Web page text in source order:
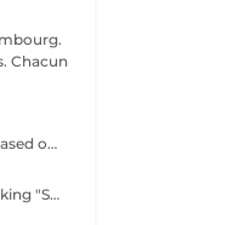
Chacun
1. First we exfoliate the skin with gentle scrub Vagheggi (based on brown sugar and ground coffee that have an exfoliating effect; also it includes detoxifying green clay) 2. After, we apply hydrating cream Vagheggi (that includes coconut oil and cocoa butter, vitamin E and moisturising hyaluronic acid) - it's amazing for nourishing and hydrating. 3. The last step is the paraffin wax itself. You gently dip a few times your hand into the warm melted paraffin. It builds up a thick, warm "glove" of wax. 4. Once the wax layers are set, the hand is wrapped in a protective plastic liner and then placed into a soft glove. This insulates the heat and allows the moisture to be absorbed. For 15-20 min you have time to rest and relax. 5. The final step is to remove everything and your hands are ready, fully nourished. Depending on your skin and desire, you can repeat this treatment 2-4 time once a week or 2 weeks to get a cumulative effect. Advantages: Deeply nourishes dry skin, restores elasticity, and provides a "velvet skin" effect. Ideal after winter.
You can choose the nail technician in the next step by clicking "Select employee". 1. First we exfoliate the skin with gentle scrub Vagheggi (based on brown sugar and ground coffee that have an exfoliating effect; also it includes detoxifying green clay) 2. After, we apply hydrating cream Vagheggi (that includes coconut oil and cocoa butter, vitamin E and moisturising hyaluronic acid) - it's amazing for nourishing and hydrating. 3. The last step is the paraffin wax itself. You gently dip a few times your foot into the warm melted paraffin. It builds up a thick, warm "glove" of wax. 4. Once the wax layers are set, the foot is wrapped in a protective plastic liner and then placed into a soft glove. This insulates the heat and allows the moisture to be absorbed. For 15-20 min you have time to rest and relax. 5. The final step is to remove everything and your feet are ready, fully nourished. Depending on your skin and desire, you can repeat this treatment 2-4 time once a week or 2 weeks to get a cumulative effect. Advantages: Deeply nourishes dry skin, restores elasticity, and provides a "velvet skin" effect. Ideal after winter.